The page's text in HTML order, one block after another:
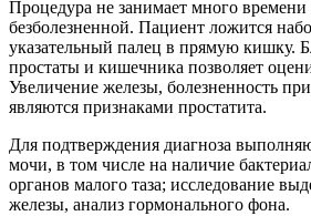
Процедура не занимает много времени
безболезненной. Пациент ложится
указательный палец в прямую кишку.
простаты и кишечника позволяет
Увеличение железы, болезненность
являются признаками простатита.
Для подтверждения диагноза
мочи, в том числе на наличие
органов малого таза; исследование
железы, анализ гормонального фона.